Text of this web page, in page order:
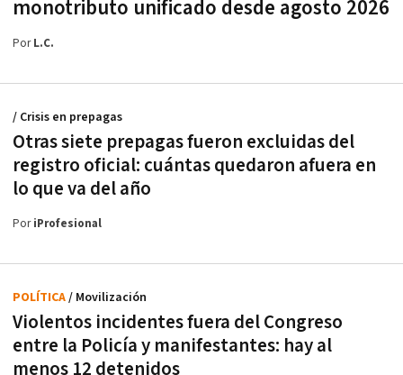
monotributo unificado desde agosto 2026
PorL.C.
Otras siete prepagas fueron excluidas del
registro oficial: cuántas quedaron afuera en
lo que va del año
/ Crisis en prepagas
PoriProfesional
Violentos incidentes fuera del Congreso
entre la Policía y manifestantes: hay al
menos 12 detenidos
POLÍTICA/ Movilización